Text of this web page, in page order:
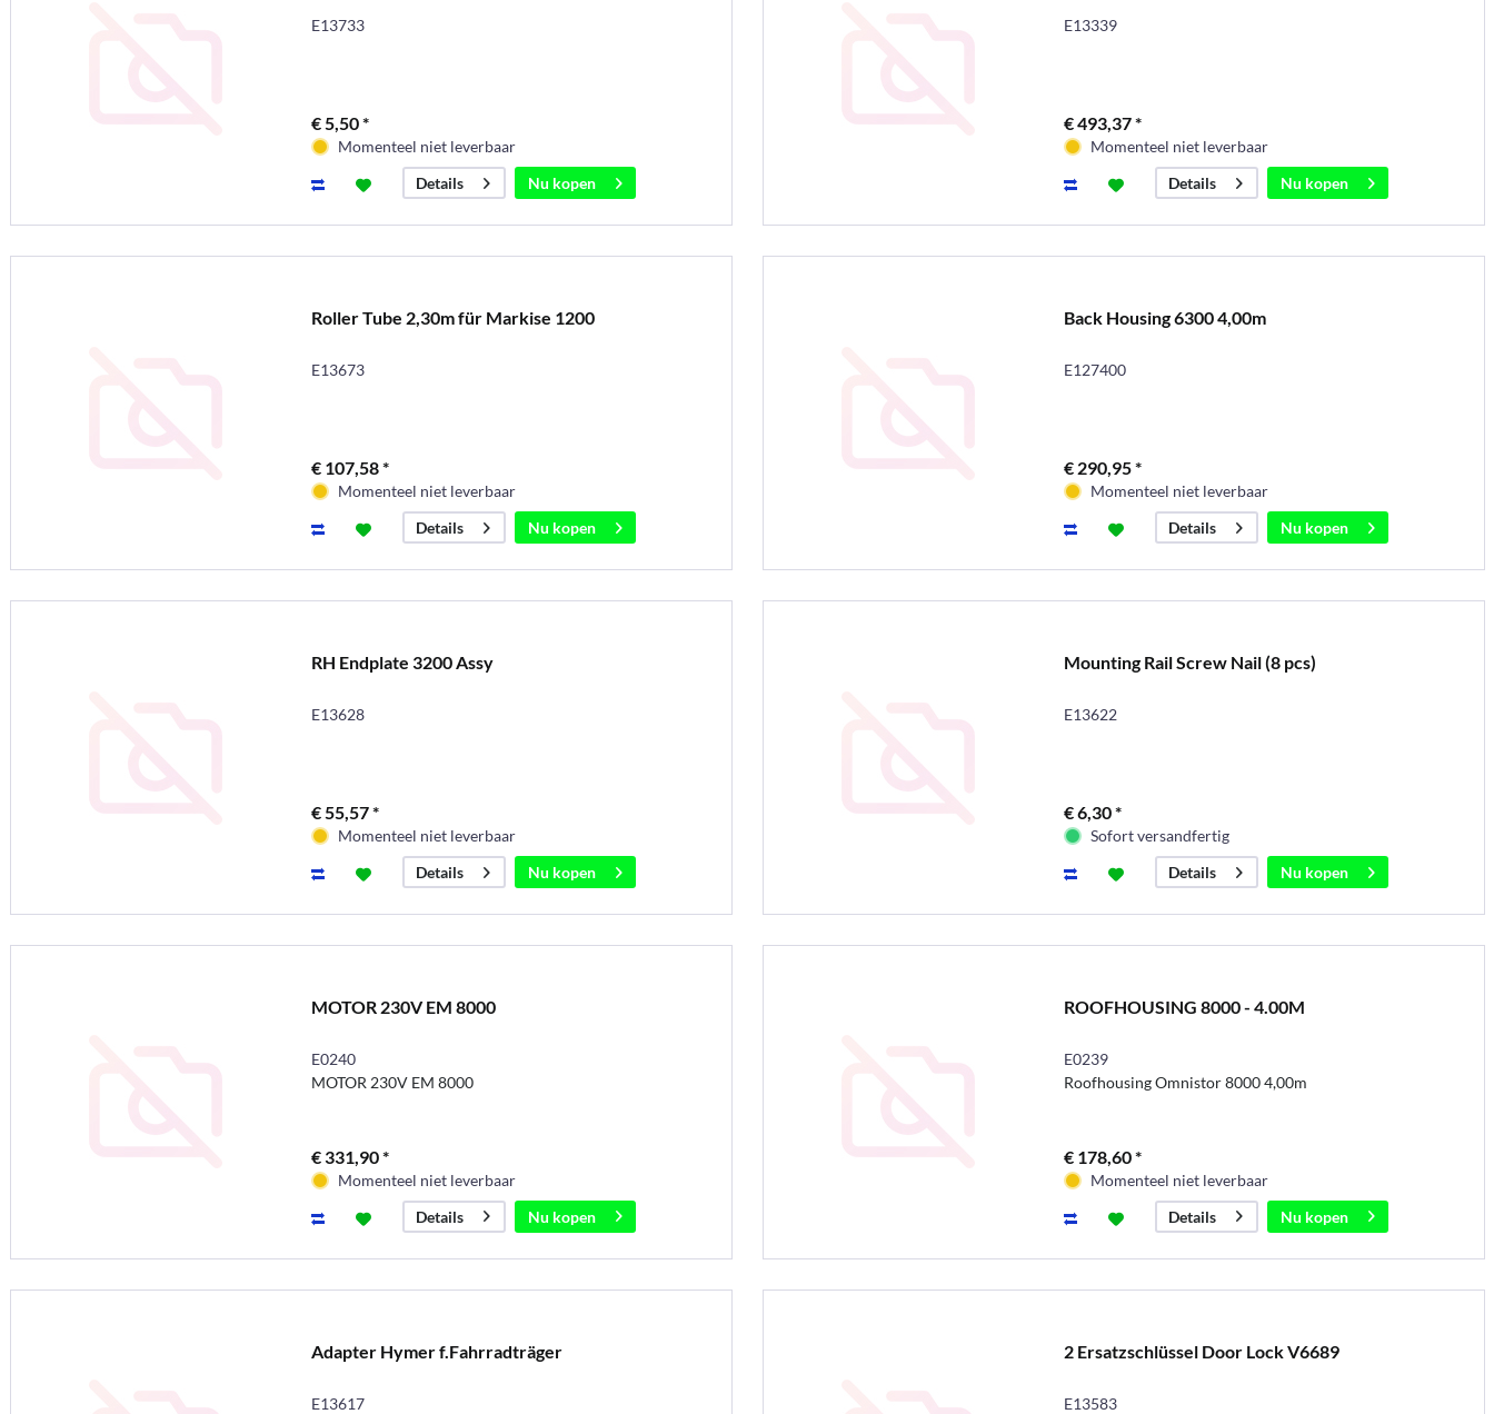
E13733
€ 5,50 *
Momenteel niet leverbaar
Details
Nu kopen
E13339
€ 493,37 *
Momenteel niet leverbaar
Details
Nu kopen
Roller Tube 2,30m für Markise 1200
E13673
€ 107,58 *
Momenteel niet leverbaar
Details
Nu kopen
Back Housing 6300 4,00m
E127400
€ 290,95 *
Momenteel niet leverbaar
Details
Nu kopen
RH Endplate 3200 Assy
E13628
€ 55,57 *
Momenteel niet leverbaar
Details
Nu kopen
Mounting Rail Screw Nail (8 pcs)
E13622
€ 6,30 *
Sofort versandfertig
Details
Nu kopen
MOTOR 230V EM 8000
E0240
MOTOR 230V EM 8000
€ 331,90 *
Momenteel niet leverbaar
Details
Nu kopen
ROOFHOUSING 8000 - 4.00M
E0239
Roofhousing Omnistor 8000 4,00m
€ 178,60 *
Momenteel niet leverbaar
Details
Nu kopen
Adapter Hymer f.Fahrradträger
E13617
2 Ersatzschlüssel Door Lock V6689
E13583